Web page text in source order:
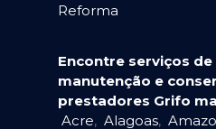
Reforma
Encontre serviços
manutenção e
prestadores Grifo
Acre, Alagoas,